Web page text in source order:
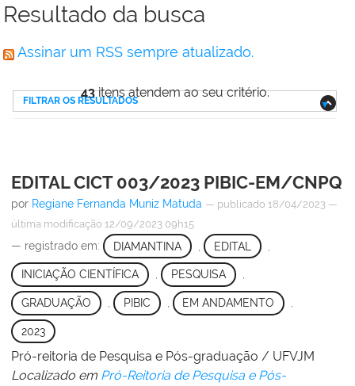
Resultado da busca
Assinar um RSS sempre atualizado.
43itens atendem ao seu critério.
FILTRAR OS RESULTADOS
EDITAL CICT 003/2023 PIBIC-EM/CNPQ
por Regiane Fernanda Muniz Matuda — publicado 18/04/2023 —
última modificação 12/09/2023 09h15
— registrado em: DIAMANTINA EDITAL
INICIAÇÃO CIENTÍFICA , PESQUISA ,
GRADUAÇÃO PIBIC EM ANDAMENTO
2023
Pró-reitoria de Pesquisa e Pós-graduação / UFVJM
Localizado em Pró-Reitoria de Pesquisa e Pós-